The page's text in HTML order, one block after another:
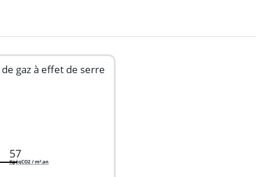
gaz à effet de serre
57
KgéqCO2 / m².an